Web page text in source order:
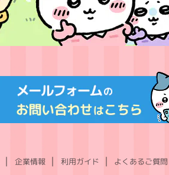
企業情報 利用ガイド よくあるご質問